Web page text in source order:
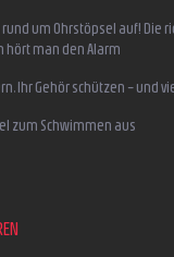
um Ohrstöpsel auf! Die
hört man den Alarm
Ihr Gehör schützen – und
zum Schwimmen aus